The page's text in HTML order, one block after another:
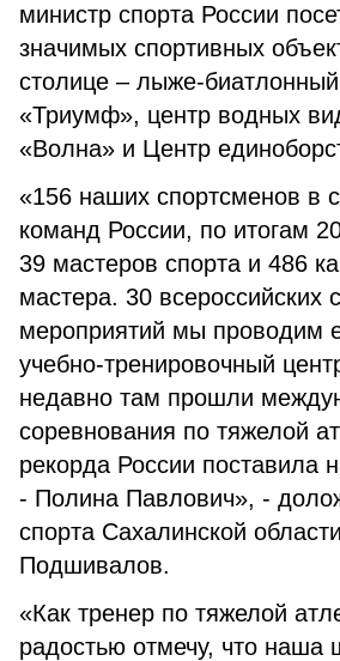
министр спорта России
значимых спортивных
столице – лыже-
«Триумф», центр водных
«Волна» и Центр
«156 наших спортсменов в
команд России, по итогам
39 мастеров спорта и 486
мастера. 30 всероссийских
мероприятий мы проводим
учебно-тренировочный
недавно там прошли
соревнования по тяжелой
рекорда России поставила
- Полина Павлович», -
спорта Сахалинской
Подшивалов.
«Как тренер по тяжелой
радостью отмечу, что наша